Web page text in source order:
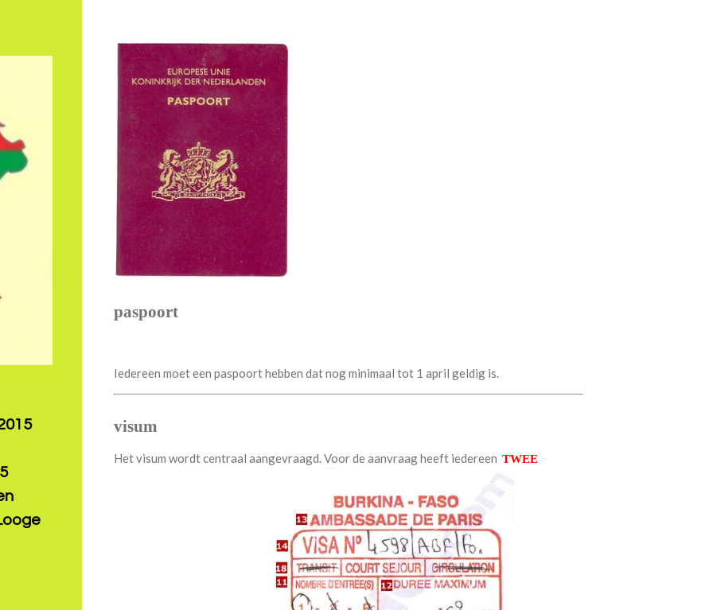
paspoort
Iedereen moet een paspoort hebben dat nog minimaal tot 1 april geldig is.
visum
Het visum wordt centraal aangevraagd. Voor de aanvraag heeft iedereenTWEE